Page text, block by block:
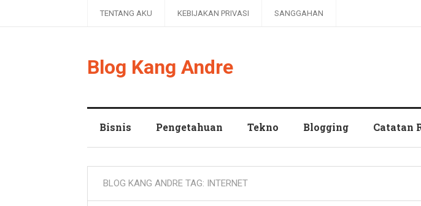
TENTANG AKU KEBIJAKAN PRIVASI SANGGAHAN
Blog Kang Andre
Bisnis Pengetahuan Tekno Blogging Catatan
BLOG KANG ANDRE TAG: INTERNET